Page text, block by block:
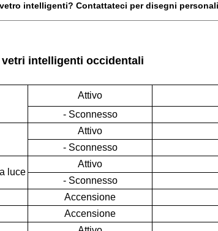
intelligenti? Contattateci per disegni
vetri intelligenti occidentali
Attivo
- Sconnesso
Attivo
- Sconnesso
luce
Attivo
- Sconnesso
Accensione
Accensione